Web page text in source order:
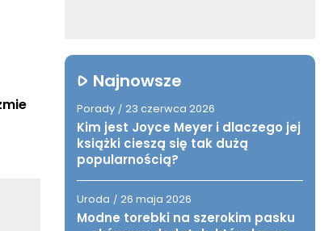
Najnowsze
Porady / 23 czerwca 2026
Kim jest Joyce Meyer i dlaczego jej
książki cieszą się tak dużą
popularnością?
Uroda / 26 maja 2026
Modne torebki na szerokim pasku